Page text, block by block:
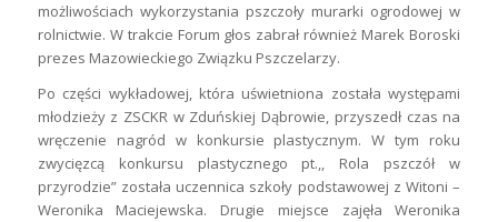
możliwościach wykorzystania pszczoły murarki ogrodowej w
rolnictwie. W trakcie Forum głos zabrał również Marek Boroski
prezes Mazowieckiego Związku Pszczelarzy.
Po części wykładowej, która uświetniona została występami
młodzieży z ZSCKR w Zduńskiej Dąbrowie, przyszedł czas na
wręczenie nagród w konkursie plastycznym. W tym roku
zwycięzcą konkursu plastycznego pt.,, Rola pszczół w
przyrodzie” została uczennica szkoły podstawowej z Witoni –
Weronika Maciejewska. Drugie miejsce zajęła Weronika